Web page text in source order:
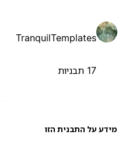
TranquilTemplates
על התבנית הזו